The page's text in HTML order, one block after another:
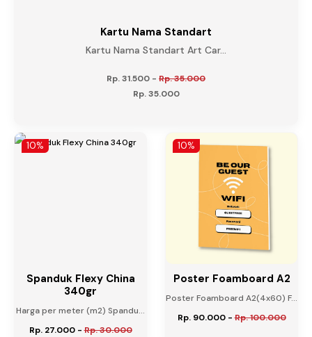
Kartu Nama Standart
Kartu Nama Standart Art Car...
Rp. 31.500 - Rp. 35.000
Rp. 35.000
10%
Spanduk Flexy China
340gr
Harga per meter (m2) Spandu...
Rp. 27.000-Rp. 30.000
10%
Poster Foamboard A2
Poster Foamboard A2(4x60) F...
Rp. 90.000-Rp. 100.000